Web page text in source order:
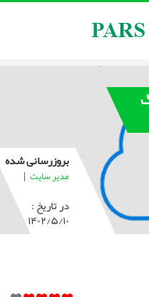
بروزرسانی شده
مدیر سایت |
در تاریخ :
۱۴۰۲/۵/۱۰